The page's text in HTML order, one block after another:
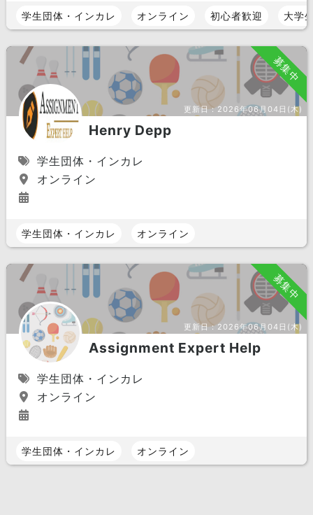
学生団体・インカレ オンライン 初心者歓迎 大学
募集中
更新日：2026年06月04日(木)
Henry Depp
学生団体・インカレ
オンライン
学生団体・インカレ オンライン
募集中
更新日：2026年06月04日(木)
Assignment Expert Help
学生団体・インカレ
オンライン
学生団体・インカレ オンライン